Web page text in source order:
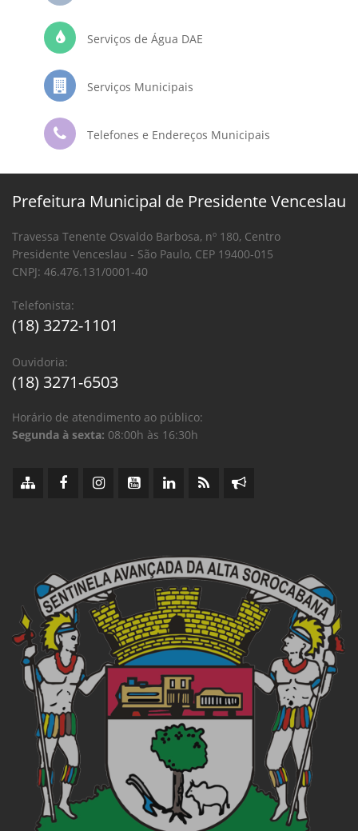
Serviços de Água DAE
Serviços Municipais
Telefones e Endereços Municipais
Prefeitura Municipal de Presidente Venceslau
Travessa Tenente Osvaldo Barbosa, nº 180, Centro
Presidente Venceslau - São Paulo, CEP 19400-015
CNPJ: 46.476.131/0001-40
Telefonista:
(18) 3272-1101
Ouvidoria:
(18) 3271-6503
Horário de atendimento ao público:
Segunda à sexta: 08:00h às 16:30h